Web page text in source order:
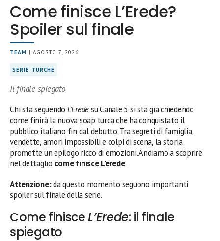
Come finisce L’Erede?
Spoiler sul finale
TEAM | AGOSTO 7, 2026
SERIE TURCHE
Il finale spiegato
Chi sta seguendo L’Eredesu Canale 5 si sta già chiedendo
come finirà la nuova soap turca che ha conquistato il
pubblico italiano fin dal debutto. Tra segreti di famiglia,
vendette, amori impossibili e colpi di scena, la storia
promette un epilogo ricco di emozioni. Andiamo a scoprire
nel dettaglio come finisce L’erede.
Attenzione:da questo momento seguono importanti
spoiler sul finale della serie.
Come finisceL’Erede: il finale
spiegato